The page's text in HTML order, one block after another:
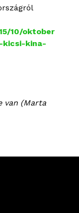
10/oktober
kicsi-kina-
van (Marta